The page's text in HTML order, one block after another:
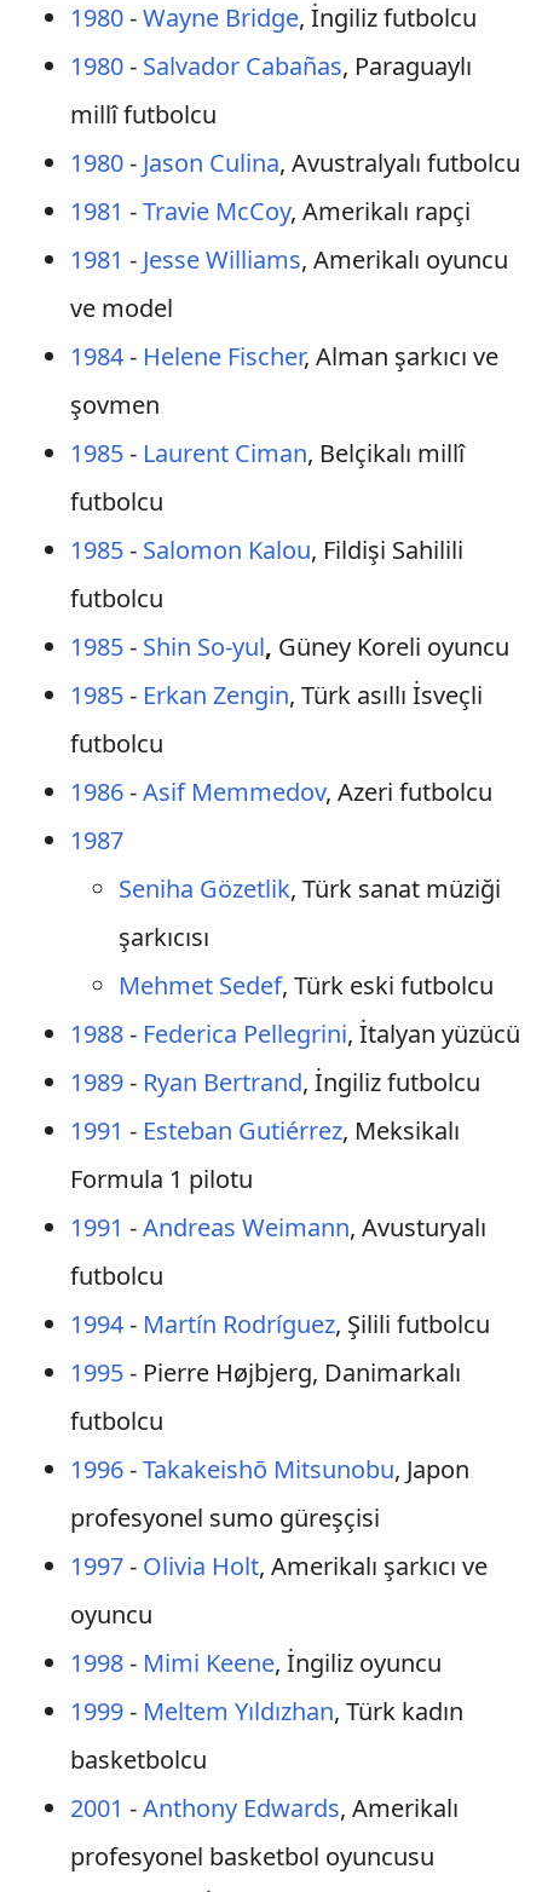
1980-Wayne Bridge, İngiliz futbolcu
1980- Salvador Cabañas, Paraguaylı
millî futbolcu
1980- Jason Culina, Avustralyalı futbolcu
1981 -Travie McCoy, Amerikalı rapçi
1981 - Jesse Williams, Amerikalı oyuncu
ve model
1984- Helene Fischer, Alman şarkıcı ve
şovmen
1985- Laurent Ciman, Belçikalı millî
futbolcu
1985- Salomon Kalou, Fildişi Sahilili
futbolcu
1985- Shin So-yul, Güney Koreli oyuncu
1985- Erkan Zengin, Türk asıllı İsveçli
futbolcu
1986-Asif Memmedov, Azeri futbolcu
1987
Seniha Gözetlik, Türk sanat müziği
şarkıcısı
Mehmet Sedef, Türk eski futbolcu
1988- Federica Pellegrini, İtalyan yüzücü
1989- Ryan Bertrand, İngiliz futbolcu
1991 - Esteban Gutiérrez, Meksikalı
Formula 1 pilotu
1991 -Andreas Weimann, Avusturyalı
futbolcu
1994- Martín Rodríguez, Şilili futbolcu
1995- Pierre Højbjerg, Danimarkalı
futbolcu
1996-Takakeishō Mitsunobu, Japon
profesyonel sumo güreşçisi
1997- Olivia Holt, Amerikalı şarkıcı ve
oyuncu
1998- Mimi Keene, İngiliz oyuncu
1999- Meltem Yıldızhan, Türk kadın
basketbolcu
2001 -Anthony Edwards, Amerikalı
profesyonel basketbol oyuncusu